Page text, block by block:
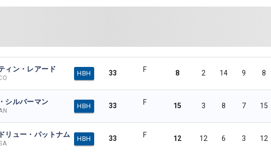
ィン・レアード
HBH 33 F 8 2 14 9 8
シルバーマン
HBH 33 F 15 3 8 7 15
リュー・パットナム
HBH 33 F 12 12 6 3 12